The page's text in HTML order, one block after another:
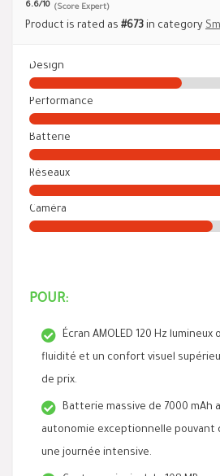
6.6/10 (Score Expert)
Product is rated as #673 in category
Design
Performance
Batterie
Réseaux
Caméra
POUR:
Écran AMOLED 120 Hz
fluidité et un confort visuel
de prix.
Batterie massive de 7000 mAh
autonomie exceptionnelle pouvant
une journée intensive.